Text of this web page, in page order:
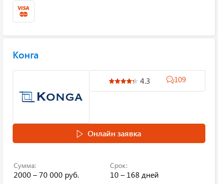
Конга
4.3 109
Онлайн заявка
Сумма:
2000 – 70 000 руб.
Срок:
10 – 168 дней